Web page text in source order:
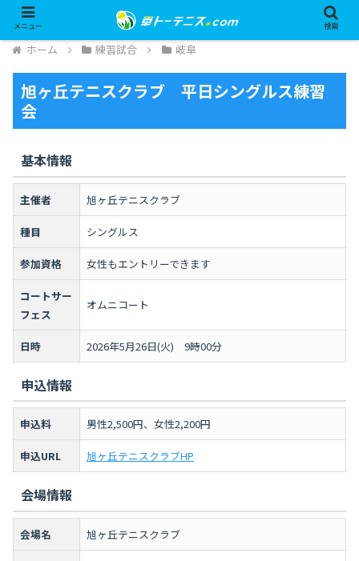
ホーム 練習試合 岐阜
旭ヶ丘テニスクラブ 平日シングルス練習
会
基本情報
主催者 旭ヶ丘テニスクラブ
種目 シングルス
参加資格 女性もエントリーできます
コートサー
フェス
オムニコート
日時 2026年5月26日(火) 9時00分
申込情報
申込料 男性2,500円、女性2,200円
申込URL 旭ヶ丘テニスクラブHP
会場情報
会場名 旭ヶ丘テニスクラブ
メニュー 検索